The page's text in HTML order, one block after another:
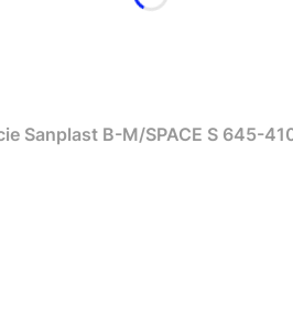
Sanplast B-M/SPACE S 645-